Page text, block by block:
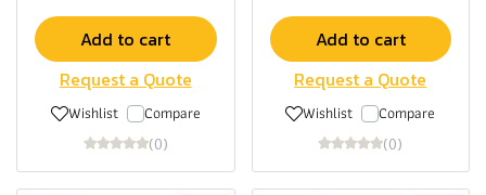
Add to cart
Request a Quote
Wishlist Compare
(0)
Add to cart
Request a Quote
Wishlist Compare
(0)